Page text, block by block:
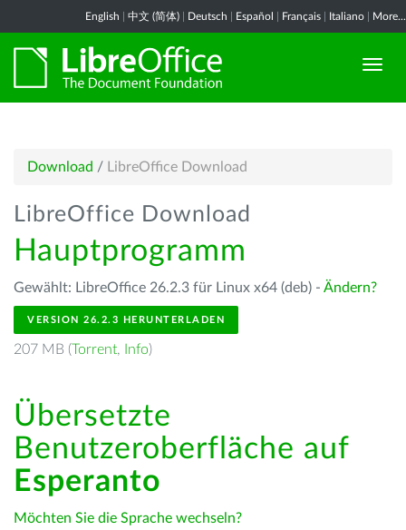
English 中文 (简体) Deutsch Español Français Italiano More...
Download / LibreOffice Download
LibreOffice Download
Hauptprogramm
Gewählt: LibreOffice 26.2.3 für Linux x64 (deb) - Ändern?
VERSION 26.2.3 HERUNTERLADEN
207 MB (Torrent, Info)
Übersetzte
Benutzeroberfläche auf
Esperanto
Möchten Sie die Sprache wechseln?